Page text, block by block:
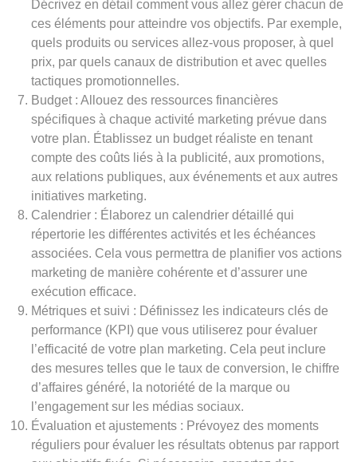
Décrivez en détail comment vous allez gérer chacun de
ces éléments pour atteindre vos objectifs. Par exemple,
quels produits ou services allez-vous proposer, à quel
prix, par quels canaux de distribution et avec quelles
tactiques promotionnelles.
Budget : Allouez des ressources financières
spécifiques à chaque activité marketing prévue dans
votre plan. Établissez un budget réaliste en tenant
compte des coûts liés à la publicité, aux promotions,
aux relations publiques, aux événements et aux autres
initiatives marketing.
Calendrier : Élaborez un calendrier détaillé qui
répertorie les différentes activités et les échéances
associées. Cela vous permettra de planifier vos actions
marketing de manière cohérente et d’assurer une
exécution efficace.
Métriques et suivi : Définissez les indicateurs clés de
performance (KPI) que vous utiliserez pour évaluer
l’efficacité de votre plan marketing. Cela peut inclure
des mesures telles que le taux de conversion, le chiffre
d’affaires généré, la notoriété de la marque ou
l’engagement sur les médias sociaux.
Évaluation et ajustements : Prévoyez des moments
réguliers pour évaluer les résultats obtenus par rapport